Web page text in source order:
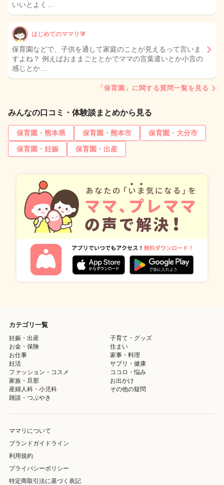
いいとよく…
はじめてのママリ🔰
保育園などで、子供を通して家庭のことが見えるって言いま
すよね？ 例えばおままごととかでママの言葉遣いとか小言の
感じとか…
「保育園」に関する質問一覧を見る
みんなの口コミ・体験談まとめから見る
保育園・熊本県 保育園・熊本市
保育園・大分市
保育園・妊娠
保育園・出産
カテゴリ一覧
妊娠・出産
子育て・グッズ
お金・保険
住まい
お仕事
家事・料理
妊活
サプリ・健康
ファッション・コスメ
ココロ・悩み
家族・旦那
お出かけ
産婦人科・小児科
その他の疑問
雑談・つぶやき
ママリについて
ブランドガイドライン
利用規約
プライバシーポリシー
特定商取引法に基づく表記